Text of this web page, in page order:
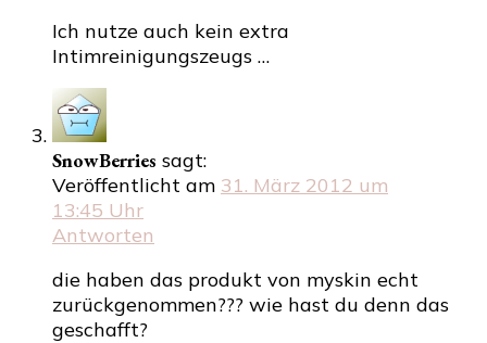
Ich nutze auch kein extra
Intimreinigungszeugs …
SnowBerries sagt:
Veröffentlicht am 31. März 2012 um
13:45 Uhr
Antworten
die haben das produkt von myskin echt
zurückgenommen??? wie hast du denn das
geschafft?